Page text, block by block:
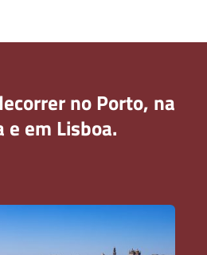
no Porto, na
e em Lisboa.